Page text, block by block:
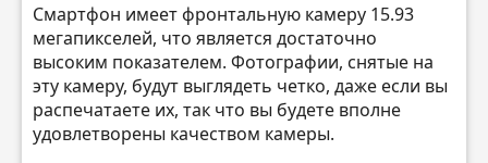
Смартфон имеет фронтальную камеру 15.93
мегапикселей, что является достаточно
высоким показателем. Фотографии, снятые на
эту камеру, будут выглядеть четко, даже если вы
распечатаете их, так что вы будете вполне
удовлетворены качеством камеры.